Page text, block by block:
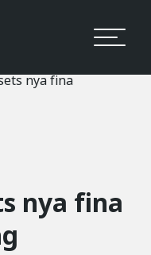
nya fina
nya fina